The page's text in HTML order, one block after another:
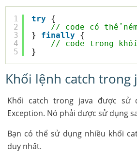
1
2
3
4
5
try
{
// code có thể
} finally
{
// code trong
}
Khối lệnh catch trong
Khối catch trong java được sử
Exception. Nó phải được sử dụng
Bạn có thể sử dụng nhiều khối
duy nhất.